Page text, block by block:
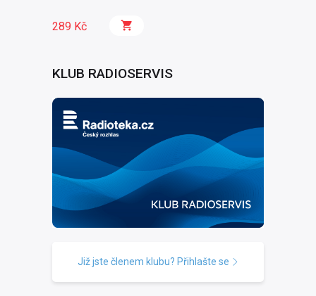
289 Kč
KLUB RADIOSERVIS
Již jste členem klubu? Přihlašte se